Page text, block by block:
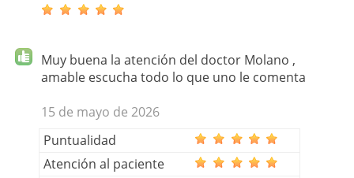
Muy buena la atención del doctor Molano ,
amable escucha todo lo que uno le comenta
15 de mayo de 2026
Puntualidad
Atención al paciente